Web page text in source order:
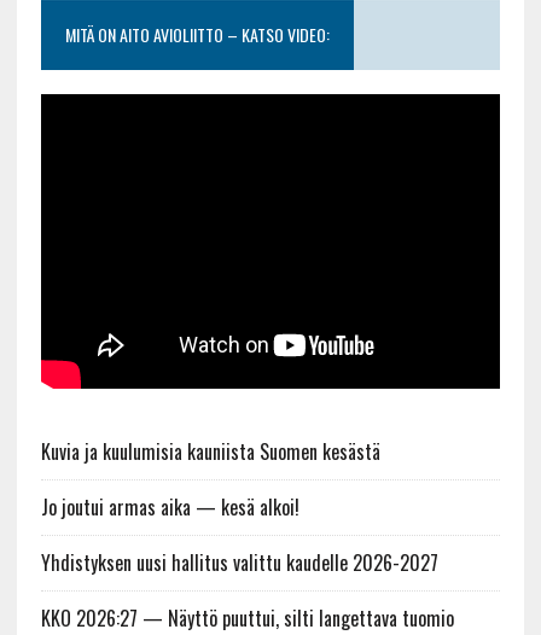
MITÄ ON AITO AVIOLIITTO – KATSO VIDEO:
Kuvia ja kuulumisia kauniista Suomen kesästä
Jo joutui armas aika — kesä alkoi!
Yhdistyksen uusi hallitus valittu kaudelle 2026-2027
KKO 2026:27 — Näyttö puuttui, silti langettava tuomio